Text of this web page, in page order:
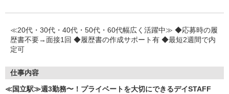
≪20代・30代・40代・50代・60代幅広く活躍中≫ ◆応募時の履
歴書不要→面接1回 ◆履歴書の作成サポート有 ◆最短2週間で内
定可
仕事内容
≪国立駅≫週3勤務〜！プライベートを大切にできるデイSTAFF